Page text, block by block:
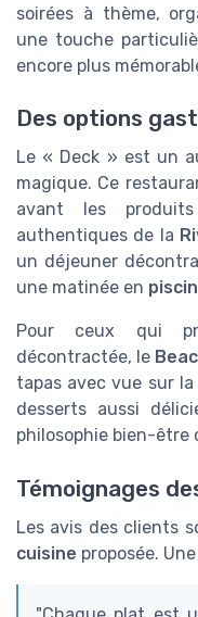
soirées à thème,
une touche
encore plus
Des options
Le « Deck » est un
magique. Ce
avant les
authentiques de la
un déjeuner
une matinée en
Pour ceux qui
décontractée, le
tapas avec vue sur
desserts aussi
philosophie bien-être
Témoignages
Les avis des clients
cuisine proposée.